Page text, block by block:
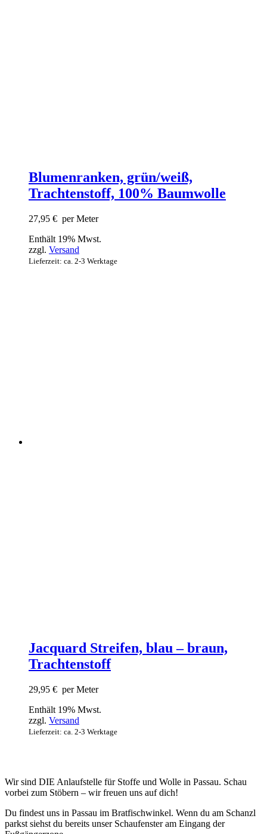
Blumenranken, grün/weiß,
Trachtenstoff, 100% Baumwolle
27,95 € per Meter
Enthält 19% Mwst.
zzgl. Versand
Lieferzeit: ca. 2-3 Werktage
Jacquard Streifen, blau – braun,
Trachtenstoff
29,95 € per Meter
Enthält 19% Mwst.
zzgl. Versand
Lieferzeit: ca. 2-3 Werktage
Wir sind DIE Anlaufstelle für Stoffe und Wolle in Passau. Schau
vorbei zum Stöbern – wir freuen uns auf dich!
Du findest uns in Passau im Bratfischwinkel. Wenn du am Schanzl
parkst siehst du bereits unser Schaufenster am Eingang der